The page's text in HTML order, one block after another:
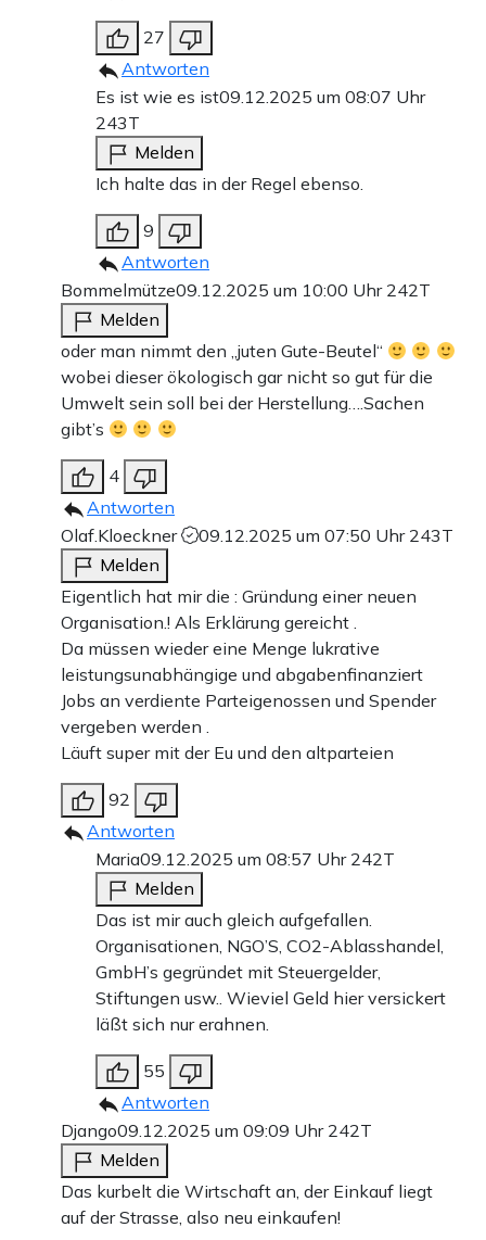
27
Antworten
Es ist wie es ist09.12.2025 um 08:07 Uhr
243T
Melden
Ich halte das in der Regel ebenso.
9
Antworten
Bommelmütze09.12.2025 um 10:00 Uhr 242T
Melden
oder man nimmt den „juten Gute-Beutel“
wobei dieser ökologisch gar nicht so gut für die
Umwelt sein soll bei der Herstellung….Sachen
gibt’s
4
Antworten
Olaf.Kloeckner
09.12.2025 um 07:50 Uhr 243T
Melden
Eigentlich hat mir die : Gründung einer neuen
Organisation.! Als Erklärung gereicht .
Da müssen wieder eine Menge lukrative
leistungsunabhängige und abgabenfinanziert
Jobs an verdiente Parteigenossen und Spender
vergeben werden .
Läuft super mit der Eu und den altparteien
92
Antworten
Maria09.12.2025 um 08:57 Uhr 242T
Melden
Das ist mir auch gleich aufgefallen.
Organisationen, NGO’S, CO2-Ablasshandel,
GmbH’s gegründet mit Steuergelder,
Stiftungen usw.. Wieviel Geld hier versickert
läßt sich nur erahnen.
55
Antworten
Django09.12.2025 um 09:09 Uhr 242T
Melden
Das kurbelt die Wirtschaft an, der Einkauf liegt
auf der Strasse, also neu einkaufen!